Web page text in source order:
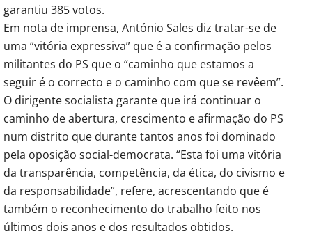
garantiu 385 votos.
Em nota de imprensa, António Sales diz tratar-se de
uma “vitória expressiva” que é a confirmação pelos
militantes do PS que o “caminho que estamos a
seguir é o correcto e o caminho com que se revêem”.
O dirigente socialista garante que irá continuar o
caminho de abertura, crescimento e afirmação do PS
num distrito que durante tantos anos foi dominado
pela oposição social-democrata. “Esta foi uma vitória
da transparência, competência, da ética, do civismo e
da responsabilidade”, refere, acrescentando que é
também o reconhecimento do trabalho feito nos
últimos dois anos e dos resultados obtidos.